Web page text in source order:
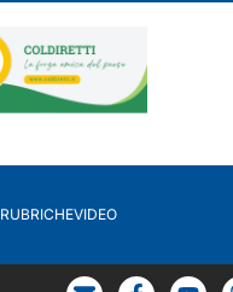
RUBRICHEVIDEO